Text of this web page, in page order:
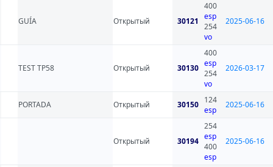
GUÍA Открытый 30121
400
esp
254
vo
2025-06-16
TEST TP58 Открытый 30130
400
esp
254
vo
2026-03-17
PORTADA Открытый 30150 124
esp
2025-06-16
Открытый 30194
254
esp
400
esp
2025-06-16